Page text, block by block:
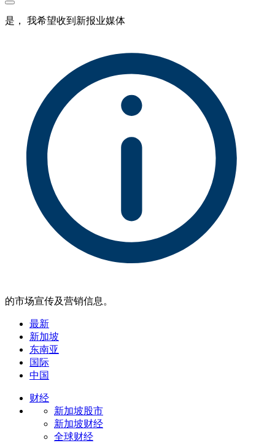
是， 我希望收到新报业媒体
的市场宣传及营销信息。
最新
新加坡
东南亚
国际
中国
财经
新加坡股市
新加坡财经
全球财经